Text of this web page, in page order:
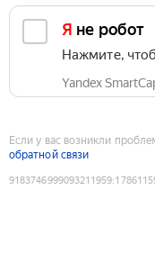
Я не робот
Нажмите,
Yandex
Если у вас возникли
обратной связи
9183746999093211959: